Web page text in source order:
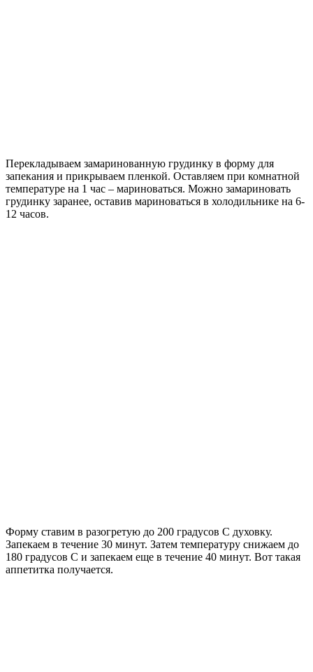
Перекладываем замаринованную грудинку в форму для
запекания и прикрываем пленкой. Оставляем при комнатной
температуре на 1 час – мариноваться. Можно замариновать
грудинку заранее, оставив мариноваться в холодильнике на 6-
12 часов.
Форму ставим в разогретую до 200 градусов С духовку.
Запекаем в течение 30 минут. Затем температуру снижаем до
180 градусов С и запекаем еще в течение 40 минут. Вот такая
аппетитка получается.